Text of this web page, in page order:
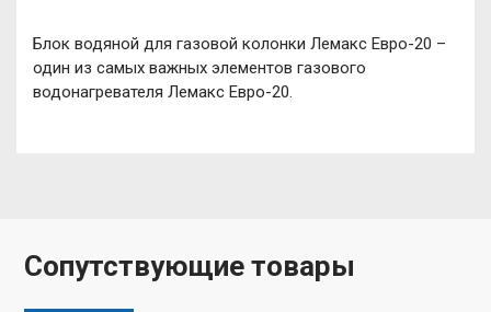
Блок водяной для газовой колонки Лемакс Евро-20 –
один из самых важных элементов газового
водонагревателя Лемакс Евро-20.
Сопутствующие товары